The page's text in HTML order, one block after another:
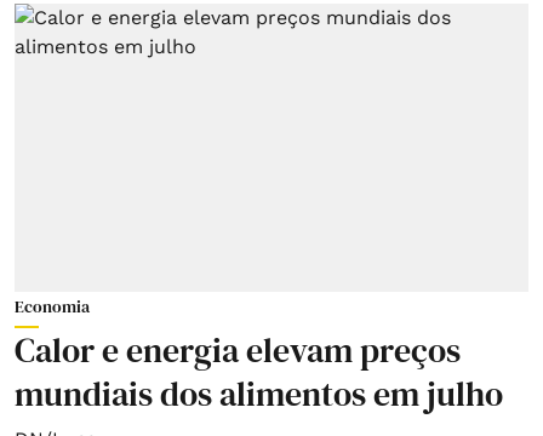
Economia
Calor e energia elevam preços
mundiais dos alimentos em julho